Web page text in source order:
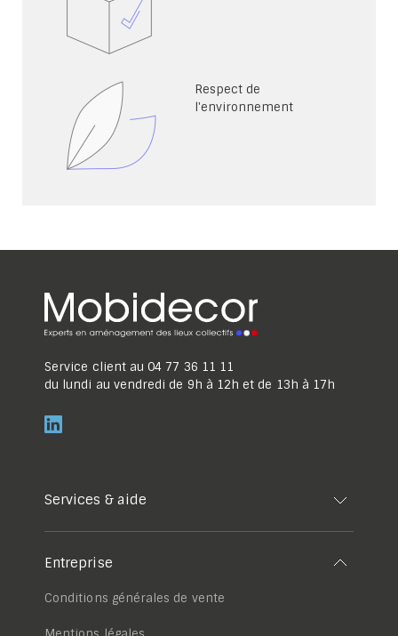
Respect de
l'environnement
Service client au 04 77 36 11 11
du lundi au vendredi de 9h à 12h et de 13h à 17h
Services & aide
Entreprise
Conditions générales de vente